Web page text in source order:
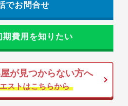
でお問合せ
期費用を知りたい
が見つからない方へ
ストはこちらから